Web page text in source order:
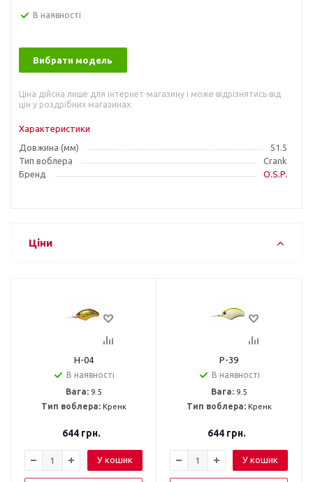
В наявності
Вибрати модель
Ціна дійсна лише для інтернет-магазину і може відрізнятись від
цін у роздрібних магазинах.
Характеристики
Довжина (мм)
51.5
Тип воблера
Crank
Бренд
O.S.P.
Ціни
H-04
В наявності
Вага: 9.5
Тип воблера: Кренк
644грн.
У кошик
P-39
В наявності
Вага: 9.5
Тип воблера: Кренк
644грн.
У кошик